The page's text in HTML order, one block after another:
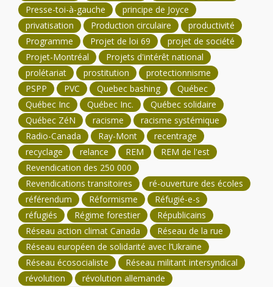
Presse-toi-à-gauche
principe de Joyce
privatisation
Production circulaire
productivité
Programme
Projet de loi 69
projet de société
Projet-Montréal
Projets d'intérêt national
prolétariat
prostitution
protectionnisme
PSPP
PVC Quebec bashing
Québec
Québec Inc
Québec Inc.
Québec solidaire
Québec ZéN
racisme
racisme systémique
Radio-Canada
Ray-Mont
recentrage
recyclage
relance REM
REM de l'est
Revendication des 250 000
Revendications transitoires
ré-ouverture des écoles
référendum
Réformisme
Réfugié-e-s
réfugiés
Régime forestier
Républicains
Réseau action climat Canada
Réseau de la rue
Réseau européen de solidarité avec l’Ukraine
Réseau écosocialiste
Réseau militant intersyndical
révolution
révolution allemande